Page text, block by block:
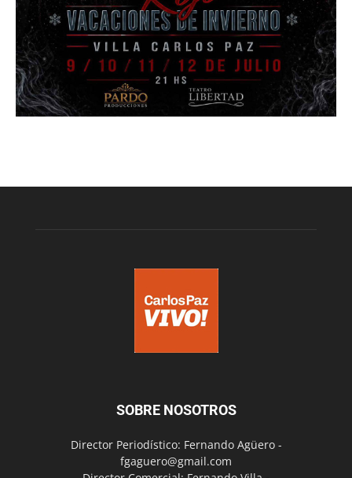
SOBRE NOSOTROS
Director Periodístico: Fernando Agüero -
fgaguero@gmail.com